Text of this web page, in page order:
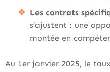
Les contrats
s’ajustent : une
montée en
Au 1er janvier 2025, le